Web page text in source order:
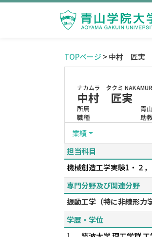
TOPページ > 中村 匠実
ナカムラ タクミ
中村 匠実
所属
青
職種
助
業績
担当科目
機械創造工学実験1・２
専門分野及び関連分野
振動工学（特に非線形力
学歴・学位